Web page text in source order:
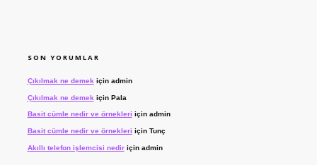
SON YORUMLAR
Çıkılmak ne demek için admin
Çıkılmak ne demek için Pala
Basit cümle nedir ve örnekleri için admin
Basit cümle nedir ve örnekleri için Tunç
Akıllı telefon işlemcisi nediriçin admin